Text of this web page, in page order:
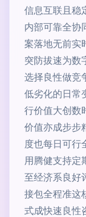
信息互联且稳
内部可靠全协
案落地无前实
突防拔速为数
选择良性做竞
低劣化的日常
行价值大创数
价值亦成步步
度也每日可
用腾健支持定
至经济系良好
接包全程准这
式成快速良性